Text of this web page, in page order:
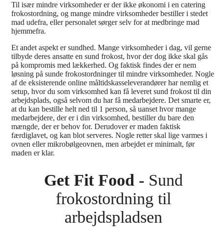
Til især mindre virksomheder er der ikke økonomi i en catering
frokostordning, og mange mindre virksomheder bestiller i stedet
mad udefra, eller personalet sørger selv for at medbringe mad
hjemmefra.
Et andet aspekt er sundhed. Mange virksomheder i dag, vil gerne
tilbyde deres ansatte en sund frokost, hvor der dog ikke skal gås
på kompromis med lækkerhed. Og faktisk findes der er nem
løsning på sunde frokostordninger til mindre virksomheder. Nogle
af de eksisterende online måltidskasseleverandører har nemlig et
setup, hvor du som virksomhed kan få leveret sund frokost til din
arbejdsplads, også selvom du har få medarbejdere. Det smarte er,
at du kan bestille helt ned til 1 person, så uanset hvor mange
medarbejdere, der er i din virksomhed, bestiller du bare den
mængde, der er behov for. Derudover er maden faktisk
færdiglavet, og kan blot serveres. Nogle retter skal lige varmes i
ovnen eller mikrobølgeovnen, men arbejdet er minimalt, før
maden er klar.
Get Fit Food - Sund
frokostordning til
arbejdspladsen